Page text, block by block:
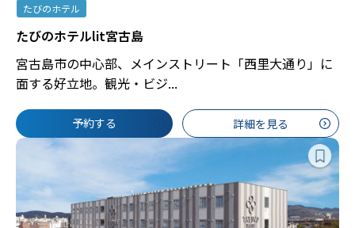
たびのホテル
たびのホテルlit宮古島
宮古島市の中心部、メインストリート「西里大通り」に
面する好立地。観光・ビジ...
予約する 詳細を見る